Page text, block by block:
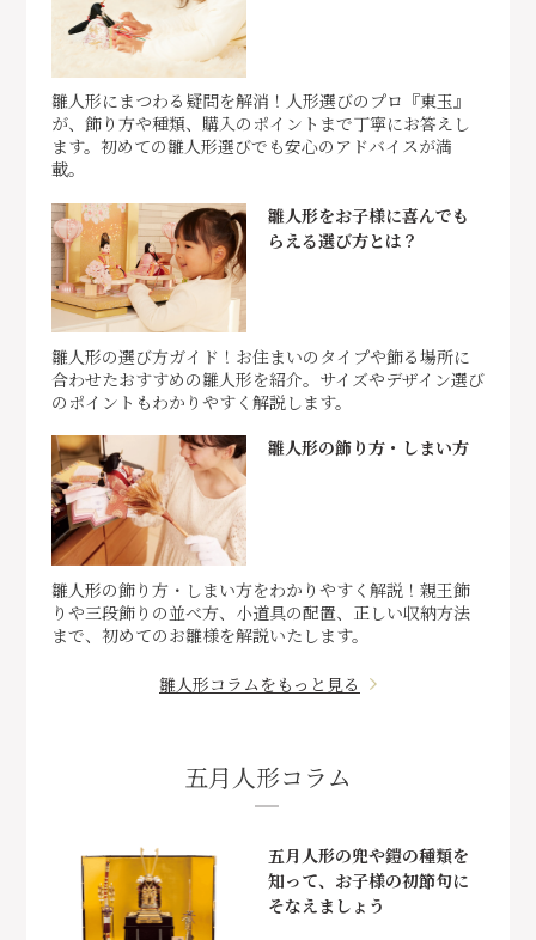
雛人形にまつわる疑問を解消！人形選びのプロ『東玉』
が、飾り方や種類、購入のポイントまで丁寧にお答えし
ます。初めての雛人形選びでも安心のアドバイスが満
載。
雛人形をお子様に喜んでも
らえる選び方とは？
雛人形の選び方ガイド！お住まいのタイプや飾る場所に
合わせたおすすめの雛人形を紹介。サイズやデザイン選び
のポイントもわかりやすく解説します。
雛人形の飾り方・しまい方
雛人形の飾り方・しまい方をわかりやすく解説！親王飾
りや三段飾りの並べ方、小道具の配置、正しい収納方法
まで、初めてのお雛様を解説いたします。
雛人形コラムをもっと見る
五月人形コラム
五月人形の兜や鎧の種類を
知って、お子様の初節句に
そなえましょう